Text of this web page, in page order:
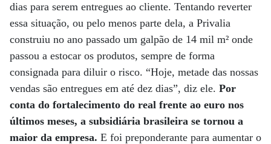
dias para serem entregues ao cliente. Tentando reverter
essa situação, ou pelo menos parte dela, a Privalia
construiu no ano passado um galpão de 14 mil m² onde
passou a estocar os produtos, sempre de forma
consignada para diluir o risco. “Hoje, metade das nossas
vendas são entregues em até dez dias”, diz ele. Por
conta do fortalecimento do real frente ao euro nos
últimos meses, a subsidiária brasileira se tornou a
maior da empresa. E foi preponderante para aumentar o